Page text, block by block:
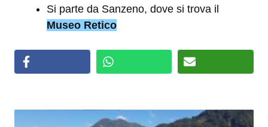
Si parte da Sanzeno, dove si trova il
Museo Retico